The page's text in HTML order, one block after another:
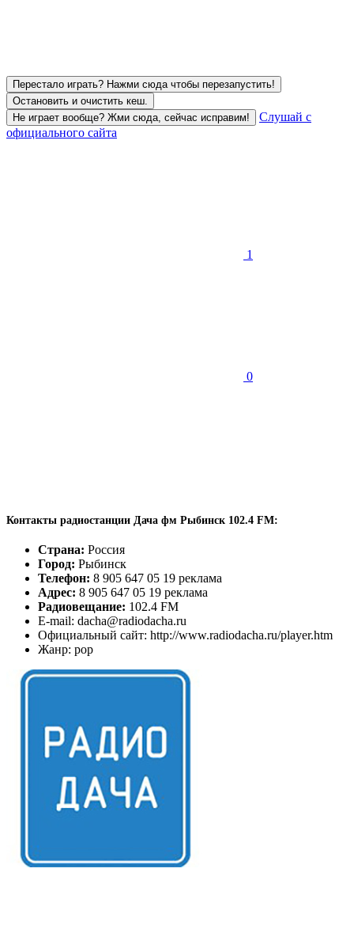
Перестало играть? Нажми сюда чтобы перезапустить!
Остановить и очистить кеш.
Не играет вообще? Жми сюда, сейчас исправим!
Слушай с
официального сайта
1
0
Контакты радиостанции Дача фм Рыбинск 102.4 FM:
Страна: Россия
Город: Рыбинск
Телефон: 8 905 647 05 19 реклама
Адрес: 8 905 647 05 19 реклама
Радиовещание: 102.4 FM
E-mail: dacha@radiodacha.ru
Официальный сайт: http://www.radiodacha.ru/player.htm
Жанр: pop